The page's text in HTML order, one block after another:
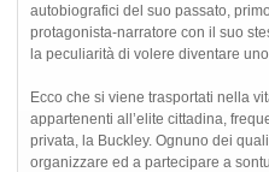
autobiografici del suo passato,
protagonista-narratore con il suo
la peculiarità di volere diventare uno
Ecco che si viene trasportati nella
appartenenti all’elite cittadina,
privata, la Buckley. Ognuno dei
organizzare ed a partecipare a